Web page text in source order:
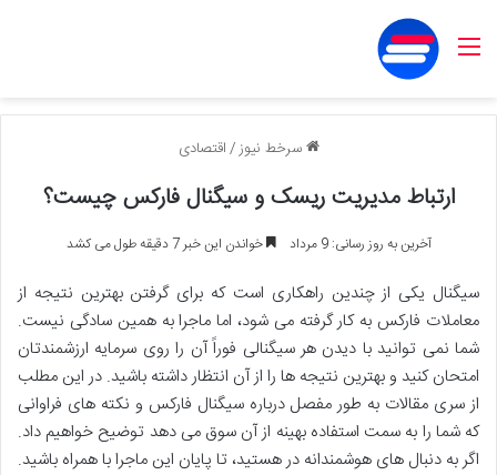
منو
سرخط نیوز/اقتصادی
ارتباط مدیریت ریسک و سیگنال فارکس چیست؟
آخرین به روز رسانی: 9 مرداد خواندن این خبر 7 دقیقه طول می کشد
سیگنال یکی از چندین راهکاری است که برای گرفتن بهترین نتیجه از
معاملات فارکس به کار گرفته می شود، اما ماجرا به همین سادگی نیست.
شما نمی توانید با دیدن هر سیگنالی فوراً آن را روی سرمایه ارزشمندتان
امتحان کنید و بهترین نتیجه ها را از آن انتظار داشته باشید. در این مطلب
از سری مقالات به طور مفصل درباره سیگنال فارکس و نکته های فراوانی
که شما را به سمت استفاده بهینه از آن سوق می دهد توضیح خواهیم داد.
اگر به دنبال های هوشمندانه در هستید، تا پایان این ماجرا با همراه باشید.